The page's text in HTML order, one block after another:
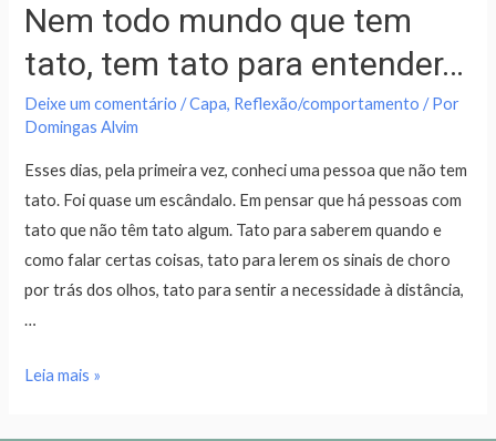
Nem todo mundo que tem
tato, tem tato para entender…
Deixe um comentário /Capa, Reflexão/comportamento / Por
Domingas Alvim
Esses dias, pela primeira vez, conheci uma pessoa que não tem
tato. Foi quase um escândalo. Em pensar que há pessoas com
tato que não têm tato algum. Tato para saberem quando e
como falar certas coisas, tato para lerem os sinais de choro
por trás dos olhos, tato para sentir a necessidade à distância,
…
Leia mais »